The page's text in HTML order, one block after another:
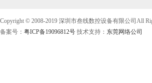
Copyright © 2008-2019 深圳市叁线数控设备有限公司All
备案号： 粤ICP备19096812号 技术支持： 东莞网络公司